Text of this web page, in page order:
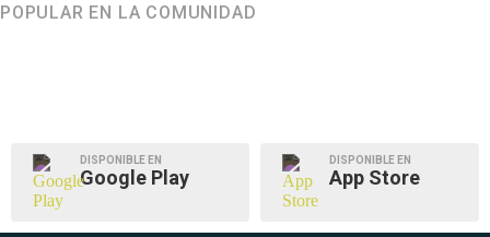
POPULAR EN LA COMUNIDAD
DISPONIBLE EN
Google Play
DISPONIBLE EN
App Store